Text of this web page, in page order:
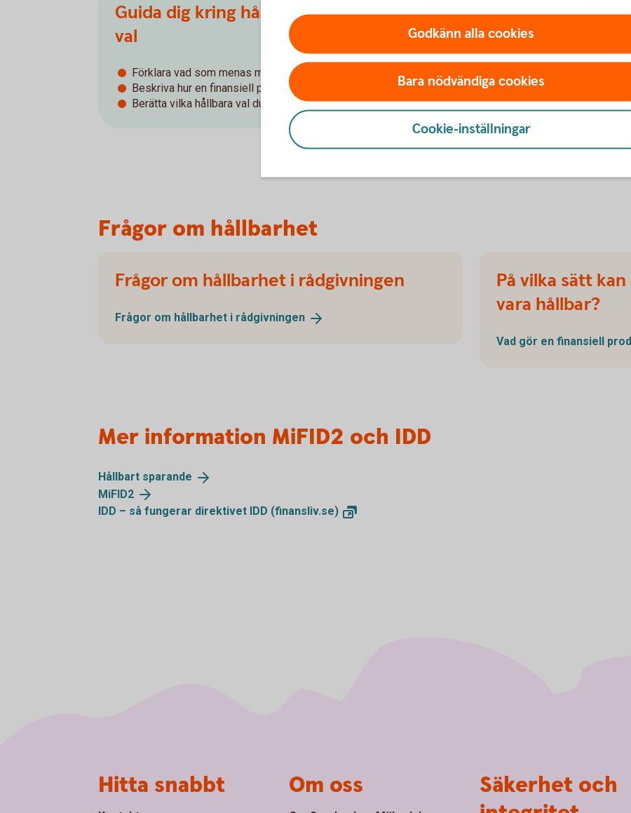
Guida dig kring hållbarhet och hållbara
val
Förklara vad som menas med hållbarhet, ESG
Beskriva hur en finansiell produkt kan vara hållbar
Berätta vilka hållbara val du kan göra
Ta in önskemål
kring våra
Fråga vad du har för
sparande
Förklara hur de
Dokumentera dina
rekommendation möter
Frågor om hållbarhet
Frågor om hållbarhet i rådgivningen
Frågor om hållbarhet i rådgivningen
På vilka sätt
vara hållbar?
Vad gör en finansiell
Mer information MiFID2 och IDD
Hållbart sparande
MiFID2
IDD – så fungerar direktivet IDD (finansliv.se)
Godkänn alla cookies
Bara nödvändiga cookies
Cookie-inställningar
Hitta snabbt Om oss
Säkerhet och